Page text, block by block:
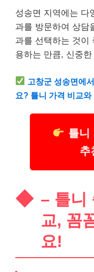
성송면 지역에는 다
과를 방문하여 상담
과를 선택하는 것이
용하는 만큼, 신중
고창군 성송면에
요? 틀니 가격 비교
틀니
추
– 틀니
교, 꼼
요!